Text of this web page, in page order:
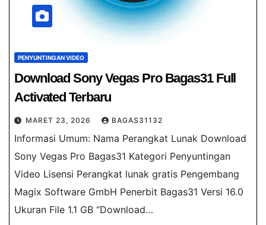
PENYUNTINGAN VIDEO
Download Sony Vegas Pro Bagas31​ Full
Activated Terbaru
MARET 23, 2026 BAGAS31132
Informasi Umum: Nama Perangkat Lunak Download
Sony Vegas Pro Bagas31 Kategori Penyuntingan
Video Lisensi Perangkat lunak gratis Pengembang
Magix Software GmbH Penerbit Bagas31 Versi 16.0
Ukuran File 1.1 GB “Download…